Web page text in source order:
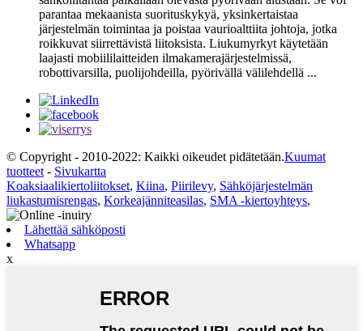
parantaa mekaanista suorituskykyä, yksinkertaistaa
järjestelmän toimintaa ja poistaa vaurioalttiita johtoja, jotka
roikkuvat siirrettävistä liitoksista. Liukumyrkyt käytetään
laajasti mobiililaitteiden ilmakamerajärjestelmissä,
robottivarsilla, puolijohdeilla, pyörivällä välilehdellä ...
© Copyright - 2010-2022: Kaikki oikeudet pidätetään.Kuumat
tuotteet - Sivukartta
Koaksiaalikiertoliitokset, Kiina, Piirilevy, Sähköjärjestelmän
liukastumisrengas, Korkeajänniteasilas, SMA -kiertoyhteys,
Lähettää sähköposti
Whatsapp
x